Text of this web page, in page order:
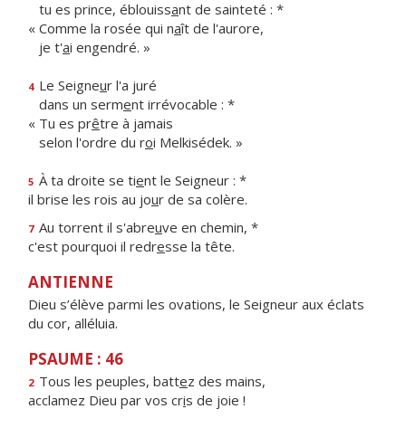
tu es prince, éblouissant de sainteté : *
« Comme la rosée qui naît de l'aurore,
je t'ai engendré. »
4 Le Seigneur l'a juré
dans un serment irrévocable : *
« Tu es prêtre à jamais
selon l'ordre du roi Melkisédek. »
5 À ta droite se tient le Seigneur : *
il brise les rois au jour de sa colère.
7 Au torrent il s'abreuve en chemin, *
c'est pourquoi il redresse la tête.
ANTIENNE
Dieu s’élève parmi les ovations, le Seigneur aux éclats
du cor, alléluia.
PSAUME : 46
2 Tous les peuples, battez des mains,
acclamez Dieu par vos cris de joie !